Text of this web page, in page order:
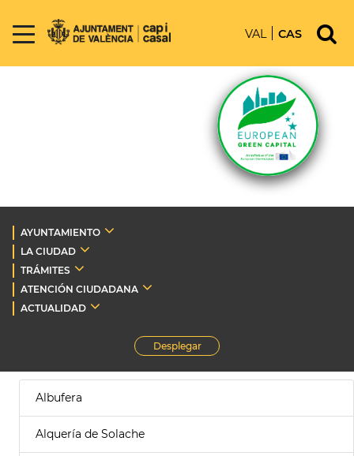
VAL CAS
AYUNTAMIENTO
LA CIUDAD
TRÁMITES
ATENCIÓN CIUDADANA
ACTUALIDAD
Desplegar
Albufera
Alquería de Solache